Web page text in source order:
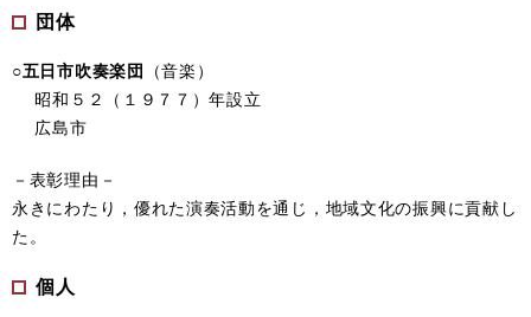
団体
○五日市吹奏楽団 （音楽）
昭和５２（１９７７）年設立
広島市
－表彰理由－
永きにわたり，優れた演奏活動を通じ，地域文化の振興に貢献し
た。
個人